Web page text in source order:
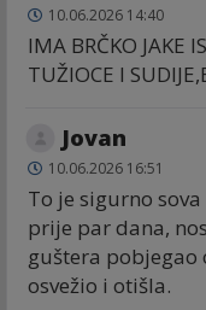
10.06.2026 14:40
IMA BRČKO JAKE
TUŽIOCE I
Jovan
10.06.2026 16:51
To je sigurno
prije par dana,
guštera pobjegao
osvežio i otišla.